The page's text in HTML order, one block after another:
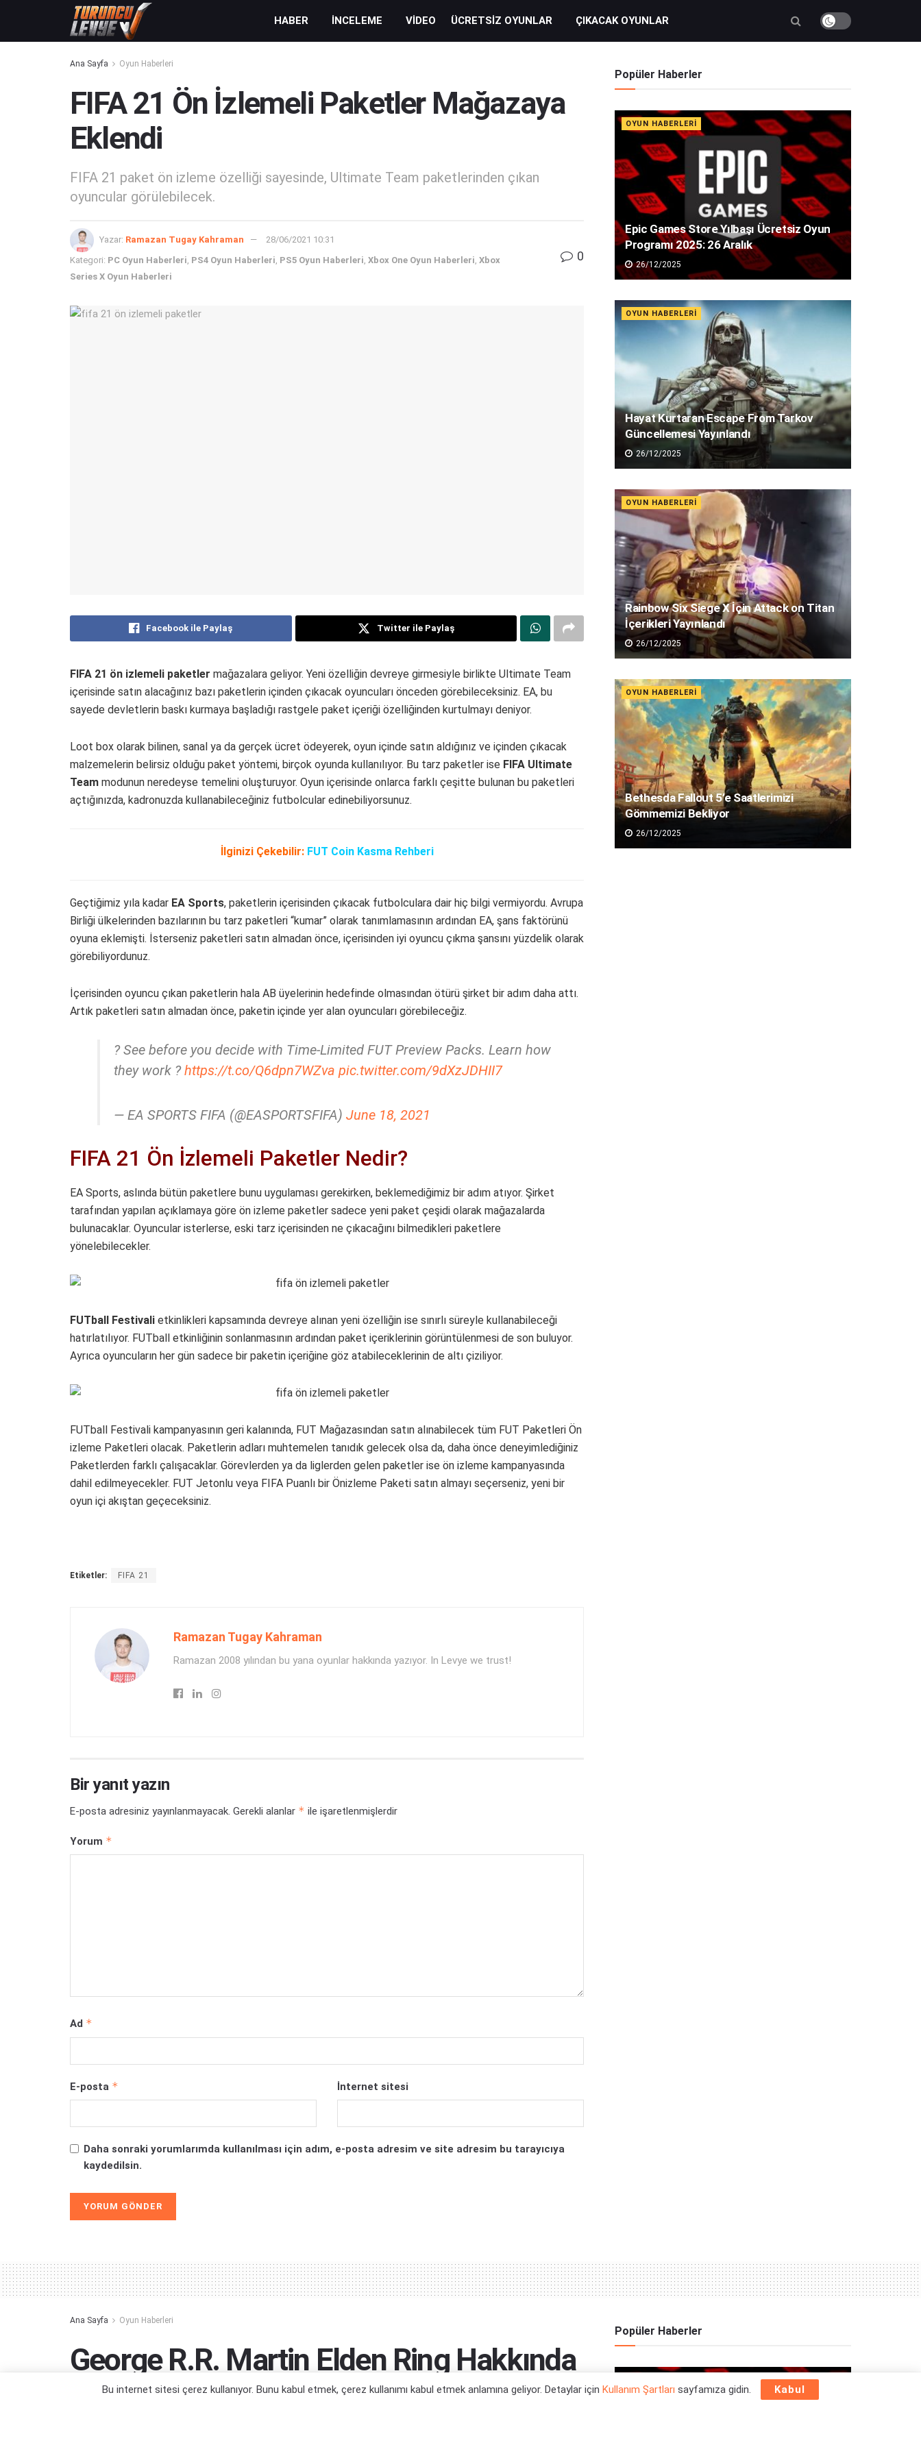
HABER İNCELEME VIDEO ÜCRETSIZ OYUNLAR ÇIKACAK OYUNLAR
Ana Sayfa Oyun Haberleri
FIFA 21 Ön İzlemeli Paketler Mağazaya
Eklendi
FIFA 21 paket ön izleme özelliği sayesinde, Ultimate Team paketlerinden çıkan
oyuncular görülebilecek.
Yazar: Ramazan Tugay Kahraman 28/06/2021 10:31
Kategori: PC Oyun Haberleri, PS4 Oyun Haberleri, PS5 Oyun Haberleri, Xbox One Oyun Haberleri, Xbox
Series X Oyun Haberleri
0
Facebook ile Paylaş Twitter ile Paylaş
FIFA 21 ön izlemeli paketler mağazalara geliyor. Yeni özelliğin devreye girmesiyle birlikte Ultimate Team
içerisinde satın alacağınız bazı paketlerin içinden çıkacak oyuncuları önceden görebileceksiniz. EA, bu
sayede devletlerin baskı kurmaya başladığı rastgele paket içeriği özelliğinden kurtulmayı deniyor.
Loot box olarak bilinen, sanal ya da gerçek ücret ödeyerek, oyun içinde satın aldığınız ve içinden çıkacak
malzemelerin belirsiz olduğu paket yöntemi, birçok oyunda kullanılıyor. Bu tarz paketler ise FIFA Ultimate
Team modunun neredeyse temelini oluşturuyor. Oyun içerisinde onlarca farklı çeşitte bulunan bu paketleri
açtığınızda, kadronuzda kullanabileceğiniz futbolcular edinebiliyorsunuz.
İlginizi Çekebilir: FUT Coin Kasma Rehberi
Geçtiğimiz yıla kadar EA Sports, paketlerin içerisinden çıkacak futbolculara dair hiç bilgi vermiyordu. Avrupa
Birliği ülkelerinden bazılarının bu tarz paketleri “kumar” olarak tanımlamasının ardından EA, şans faktörünü
oyuna eklemişti. İsterseniz paketleri satın almadan önce, içerisinden iyi oyuncu çıkma şansını yüzdelik olarak
görebiliyordunuz.
İçerisinden oyuncu çıkan paketlerin hala AB üyelerinin hedefinde olmasından ötürü şirket bir adım daha attı.
Artık paketleri satın almadan önce, paketin içinde yer alan oyuncuları görebileceğiz.
? See before you decide with Time-Limited FUT Preview Packs. Learn how
they work ?https://t.co/Q6dpn7WZva pic.twitter.com/9dXzJDHII7
— EA SPORTS FIFA (@EASPORTSFIFA) June 18, 2021
FIFA 21 Ön İzlemeli Paketler Nedir?
EA Sports, aslında bütün paketlere bunu uygulaması gerekirken, beklemediğimiz bir adım atıyor. Şirket
tarafından yapılan açıklamaya göre ön izleme paketler sadece yeni paket çeşidi olarak mağazalarda
bulunacaklar. Oyuncular isterlerse, eski tarz içerisinden ne çıkacağını bilmedikleri paketlere
yönelebilecekler.
FUTball Festivali etkinlikleri kapsamında devreye alınan yeni özelliğin ise sınırlı süreyle kullanabileceği
hatırlatılıyor. FUTball etkinliğinin sonlanmasının ardından paket içeriklerinin görüntülenmesi de son buluyor.
Ayrıca oyuncuların her gün sadece bir paketin içeriğine göz atabileceklerinin de altı çiziliyor.
FUTball Festivali kampanyasının geri kalanında, FUT Mağazasından satın alınabilecek tüm FUT Paketleri Ön
izleme Paketleri olacak. Paketlerin adları muhtemelen tanıdık gelecek olsa da, daha önce deneyimlediğiniz
Paketlerden farklı çalışacaklar. Görevlerden ya da liglerden gelen paketler ise ön izleme kampanyasında
dahil edilmeyecekler. FUT Jetonlu veya FIFA Puanlı bir Önizleme Paketi satın almayı seçerseniz, yeni bir
oyun içi akıştan geçeceksiniz.
Etiketler: FIFA 21
Ramazan Tugay Kahraman
Ramazan 2008 yılından bu yana oyunlar hakkında yazıyor. In Levye we trust!
Bir yanıt yazın
E-posta adresiniz yayınlanmayacak. Gerekli alanlar * ile işaretlenmişlerdir
Yorum *
Ad *
E-posta * İnternet sitesi
Daha sonraki yorumlarımda kullanılması için adım, e-posta adresim ve site adresim bu tarayıcıya
kaydedilsin.
Popüler Haberler
OYUN HABERLERI
Epic Games Store Yılbaşı Ücretsiz Oyun
Programı 2025: 26 Aralık
26/12/2025
OYUN HABERLERI
Hayat Kurtaran Escape From Tarkov
Güncellemesi Yayınlandı
26/12/2025
OYUN HABERLERI
Rainbow Six Siege X İçin Attack on Titan
İçerikleri Yayınlandı
26/12/2025
OYUN HABERLERI
Bethesda Fallout 5’e Saatlerimizi
Gömmemizi Bekliyor
26/12/2025
Ana Sayfa Oyun Haberleri
George R.R. Martin Elden Ring Hakkında
Konuştu
Popüler Haberler
Bu internet sitesi çerez kullanıyor. Bunu kabul etmek, çerez kullanımı kabul etmek anlamına geliyor. Detaylar için Kullanım Şartları sayfamıza gidin. Kabul